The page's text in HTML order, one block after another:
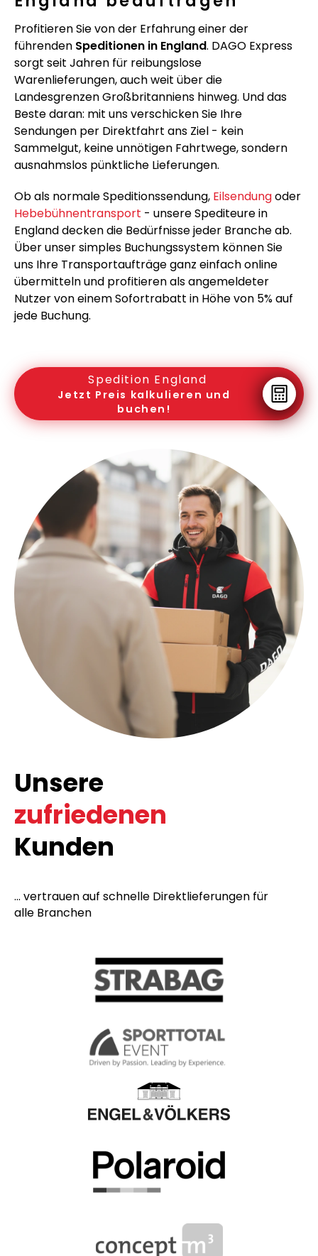
Profitieren Sie von der Erfahrung einer der
führenden Speditionen in England. DAGO Express
sorgt seit Jahren für reibungslose
Warenlieferungen, auch weit über die
Landesgrenzen Großbritanniens hinweg. Und das
Beste daran: mit uns verschicken Sie Ihre
Sendungen per Direktfahrt ans Ziel - kein
Sammelgut, keine unnötigen Fahrtwege, sondern
ausnahmslos pünktliche Lieferungen.
Ob als normale Speditionssendung, Eilsendungoder
Hebebühnentransport - unsere Spediteure in
England decken die Bedürfnisse jeder Branche ab.
Über unser simples Buchungssystem können Sie
uns Ihre Transportaufträge ganz einfach online
übermitteln und profitieren als angemeldeter
Nutzer von einem Sofortrabatt in Höhe von 5% auf
jede Buchung.
Spedition England
Jetzt Preis kalkulieren und
buchen!
Unsere
zufriedenen
Kunden
... vertrauen auf schnelle Direktlieferungen für
alle Branchen